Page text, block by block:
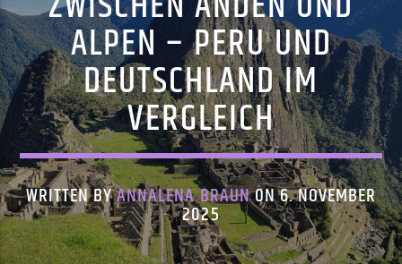
AKTUELLER TRACK
DRIVE WITH NO DESTINATION
FERNWEHER
ALPEN – PERU UND
DEUTSCHLAND IM
VERGLEICH
WRITTEN BYANNALENA BRAUNON 6. NOVEMBER
2025